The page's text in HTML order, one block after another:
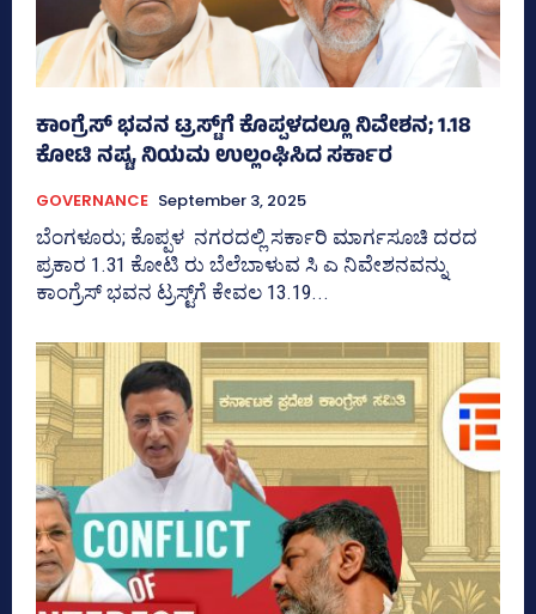
ಕಾಂಗ್ರೆಸ್‌ ಭವನ ಟ್ರಸ್ಟ್‌ಗೆ ಕೊಪ್ಪಳದಲ್ಲೂ ನಿವೇಶನ; 1.18
ಕೋಟಿ ನಷ್ಟ, ನಿಯಮ ಉಲ್ಲಂಘಿಸಿದ ಸರ್ಕಾರ
GOVERNANCE September 3, 2025
ಬೆಂಗಳೂರು; ಕೊಪ್ಪಳ ನಗರದಲ್ಲಿ ಸರ್ಕಾರಿ ಮಾರ್ಗಸೂಚಿ ದರದ
ಪ್ರಕಾರ 1.31 ಕೋಟಿ ರು ಬೆಲೆಬಾಳುವ ಸಿ ಎ ನಿವೇಶನವನ್ನು
ಕಾಂಗ್ರೆಸ್‌ ಭವನ ಟ್ರಸ್ಟ್‌ಗೆ ಕೇವಲ 13.19...